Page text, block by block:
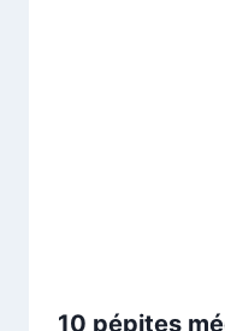
10 pépites